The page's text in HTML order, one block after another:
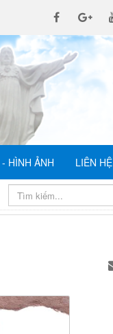
HÌNH ẢNH LIÊN HỆ